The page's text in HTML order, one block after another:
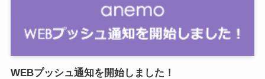
WEBプッシュ通知を開始しました！